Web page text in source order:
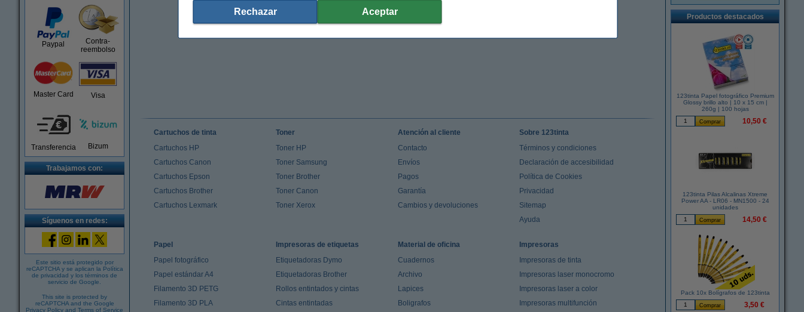
Paypal
Contra-
reembolso
Master Card Visa
Transferencia Bizum
Trabajamos con:
Síguenos en redes:
Este sitio está protegido por
reCAPTCHA y se aplican la Política
de privacidad y los términos de
servicio de Google
This site is protected by
reCAPTCHA and the Google
Privacy Policy and Terms of Service
Productos destacados
123tinta Papel fotográfico Premium
Glossy brillo alto | 10 x 15 cm |
260g | 100 hojas
10,50 €
123tinta Pilas Alcalinas Xtreme
Power AA - LR06 - MN1500 - 24
unidades
14,50 €
Pack 10x Bolígrafos de 123tinta
3,50 €
Cartuchos de tinta
Cartuchos HP
Cartuchos Canon
Cartuchos Epson
Cartuchos Brother
Cartuchos Lexmark
Toner
Toner HP
Toner Samsung
Toner Brother
Toner Canon
Toner Xerox
Atención al cliente
Contacto
Envíos
Pagos
Garantía
Cambios y devoluciones
Sobre 123tinta
Términos y condiciones
Declaración de accesibilidad
Política de Cookies
Privacidad
Sitemap
Ayuda
Papel
Papel fotográfico
Papel estándar A4
Filamento 3D PETG
Filamento 3D PLA
Impresoras de etiquetas
Etiquetadoras Dymo
Etiquetadoras Brother
Rollos entintados y cintas
Cintas entintadas
Material de oficina
Cuadernos
Archivo
Lapices
Boligrafos
Impresoras
Impresoras de tinta
Impresoras laser monocromo
Impresoras laser a color
Impresoras multifunción
Rechazar Aceptar